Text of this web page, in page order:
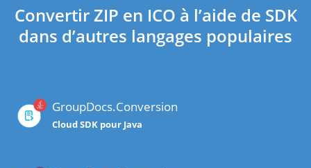
Convertir ZIP en ICO à l’aide de SDK
dans d’autres langages populaires
GroupDocs.Conversion
Cloud SDK pour Java